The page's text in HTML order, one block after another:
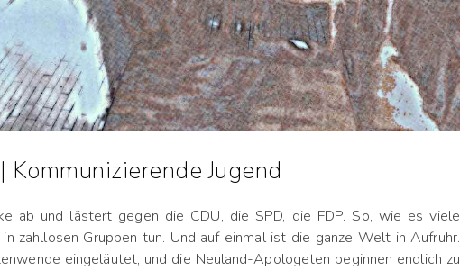
Kommunizierende Jugend
ab und lästert gegen die CDU, die SPD, die FDP. So, wie es viele
zahllosen Gruppen tun. Und auf einmal ist die ganze Welt in Aufruhr.
eingeläutet, und die Neuland-Apologeten beginnen endlich zu